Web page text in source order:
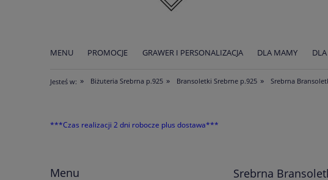
MENU PROMOCJE GRAWER I PERSONALIZACJA DLA MAMY
AKTUALNOŚCI
Jesteś w: » Biżuteria Srebrna p.925 » Bransoletki Srebrne p.925 » Srebrna
***Czas realizacji 2 dni robocze plus dostawa***
Menu Srebrna